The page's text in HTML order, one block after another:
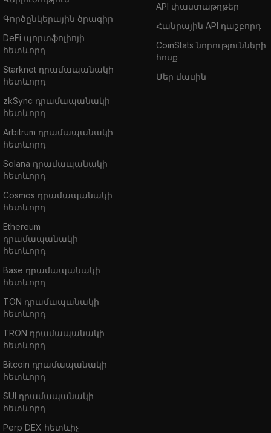
Գործընկերային ծրագիր
DeFi պորտֆոլիոյի
հետևորդ
Starknet դրամապանակի
հետևորդ
zkSync դրամապանակի
հետևորդ
Arbitrum դրամապանակի
հետևորդ
Solana դրամապանակի
հետևորդ
Cosmos դրամապանակի
հետևորդ
Ethereum
դրամապանակի
հետևորդ
Base դրամապանակի
հետևորդ
TON դրամապանակի
հետևորդ
TRON դրամապանակի
հետևորդ
Bitcoin դրամապանակի
հետևորդ
SUI դրամապանակի
հետևորդ
Perp DEX հետևիչ
API փաստաթղթեր
Հանրային API դաշբորդ
CoinStats նորությունների
հոսք
Մեր մասին